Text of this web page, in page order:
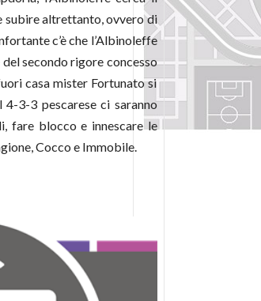
subire altrettanto, ovvero di
c’è che l’Albinoleffe
secondo rigore concesso
casa mister Fortunato si
3-3 pescarese ci saranno
fare blocco e innescare le
Cocco e Immobile.